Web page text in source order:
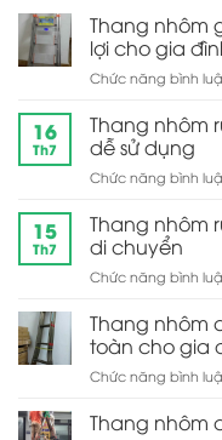
Thang nhôm
lợi cho gia
Chức năng bình
16
Th7
Thang nhôm
dễ sử dụng
Chức năng bình
15
Th7
Thang nhôm
di chuyển
Chức năng bình
Thang nhôm
toàn cho gia
Chức năng bình
Thang nhôm